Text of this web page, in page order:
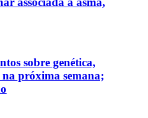
sobre genética,
próxima semana;